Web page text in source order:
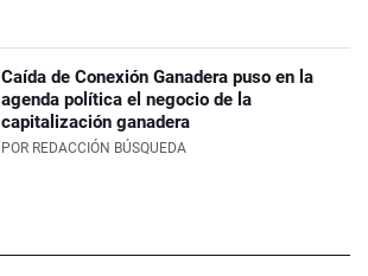
Caída de Conexión Ganadera puso en la
agenda política el negocio de la
capitalización ganadera
POR REDACCIÓN BÚSQUEDA